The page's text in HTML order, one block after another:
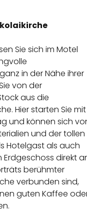
Sie sich im Motel
in der Nähe ihrer
von der
aus die
Hier starten Sie mit
und können sich
und der tollen
Hotelgast als auch
Erdgeschoss direkt
berühmter
verbunden sind,
guten Kaffee